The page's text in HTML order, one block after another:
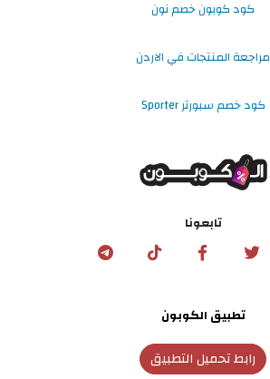
كود كوبون خصم نون
مراجعة المنتجات في الاردن
كود خصم سبورتر Sporter
تابعونا
تطبيق الكوبون
رابط تحميل التطبيق